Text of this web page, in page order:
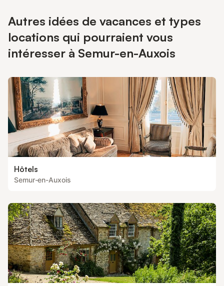
Autres idées de vacances et types
locations qui pourraient vous
intéresser à Semur-en-Auxois
Hôtels
Semur-en-Auxois